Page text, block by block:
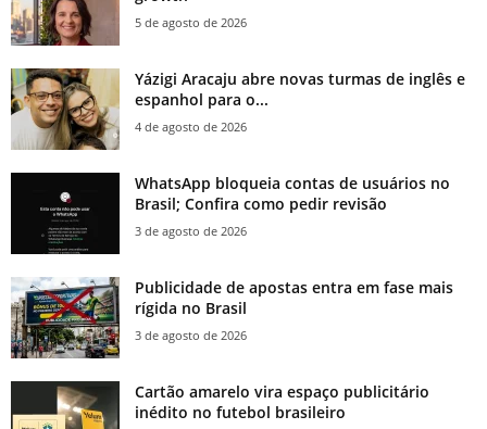
5 de agosto de 2026
Yázigi Aracaju abre novas turmas de inglês e
espanhol para o...
4 de agosto de 2026
WhatsApp bloqueia contas de usuários no
Brasil; Confira como pedir revisão
3 de agosto de 2026
Publicidade de apostas entra em fase mais
rígida no Brasil
3 de agosto de 2026
Cartão amarelo vira espaço publicitário
inédito no futebol brasileiro